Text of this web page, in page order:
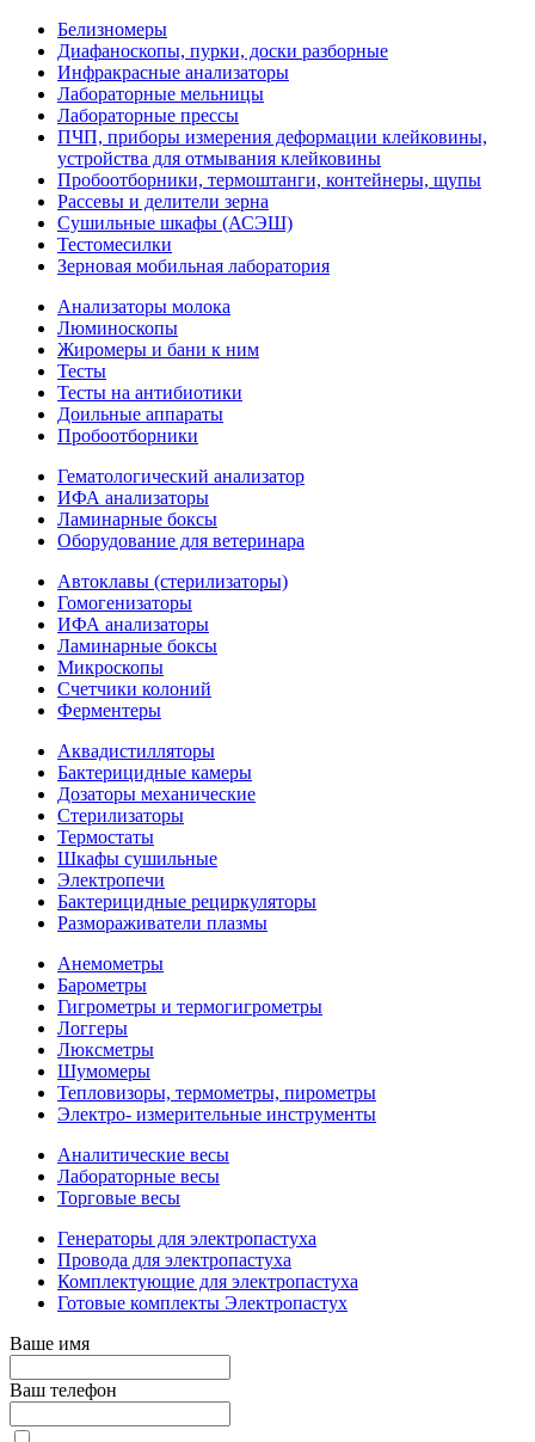
Белизномеры
Диафаноскопы, пурки, доски разборные
Инфракрасные анализаторы
Лабораторные мельницы
Лабораторные прессы
ПЧП, приборы измерения деформации клейковины,
устройства для отмывания клейковины
Пробоотборники, термоштанги, контейнеры, щупы
Рассевы и делители зерна
Сушильные шкафы (АСЭШ)
Тестомесилки
Зерновая мобильная лаборатория
Анализаторы молока
Люминоскопы
Жиромеры и бани к ним
Тесты
Тесты на антибиотики
Доильные аппараты
Пробоотборники
Гематологический анализатор
ИФА анализаторы
Ламинарные боксы
Оборудование для ветеринара
Автоклавы (стерилизаторы)
Гомогенизаторы
ИФА анализаторы
Ламинарные боксы
Микроскопы
Счетчики колоний
Ферментеры
Аквадистилляторы
Бактерицидные камеры
Дозаторы механические
Стерилизаторы
Термостаты
Шкафы сушильные
Электропечи
Бактерицидные рециркуляторы
Размораживатели плазмы
Анемометры
Барометры
Гигрометры и термогигрометры
Логгеры
Люксметры
Шумомеры
Тепловизоры, термометры, пирометры
Электро- измерительные инструменты
Аналитические весы
Лабораторные весы
Торговые весы
Генераторы для электропастуха
Провода для электропастуха
Комплектующие для электропастуха
Готовые комплекты Электропастух
Ваше имя
Ваш телефон